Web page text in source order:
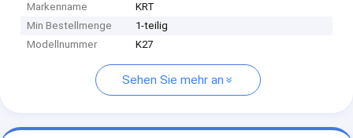
Markenname
KRT
Min Bestellmenge
1-teilig
Modellnummer
K27
Sehen Sie mehr an